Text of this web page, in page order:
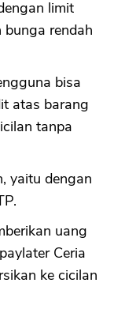
limit
rendah
bisa
atas barang
tanpa
yaitu dengan
uang
Ceria
ke cicilan